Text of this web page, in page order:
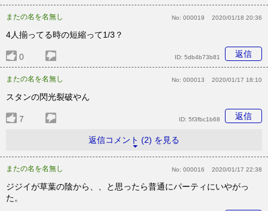
またの名を名無し No: 000019 2020/01/18 20:36
4人揃ってる時の短縮って1/3？
0 返信
ID: 5db4b73b81
またの名を名無し No: 000013 2020/01/17 18:10
スタンの閃光裂破やん
7 返信
ID: 5f3fbc1b68
返信コメント (2) を見る
またの名を名無し No: 000016 2020/01/17 22:38
ジジイが草葉の陰から、、と思ったら普通にパーティにいやがっ
た。